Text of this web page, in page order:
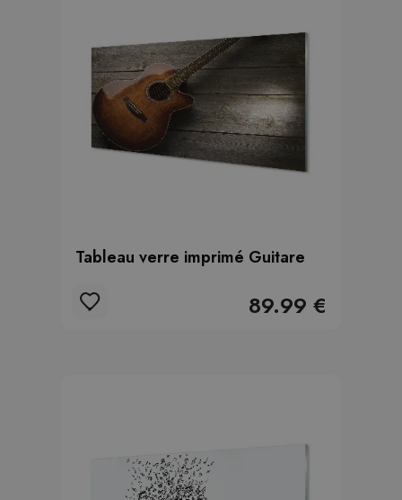
Tableau verre imprimé Guitare
89.99 €